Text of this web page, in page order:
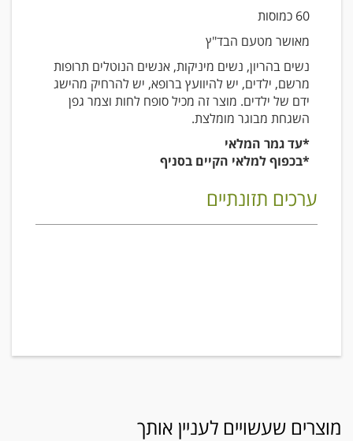
60 כמוסות
מאושר מטעם הבד"ץ
נשים בהריון, נשים מיניקות, אנשים הנוטלים תרופות
מרשם, ילדים, יש להיוועץ ברופא, יש להרחיק מהישג
ידם של ילדים. מוצר זה מכיל סופח לחות וצמר גפן
השגחת מבוגר מומלצת.
*עד גמר המלאי
*בכפוף למלאי הקיים בסניף
ערכים תזונתיים
מוצרים שעשויים לעניין אותך